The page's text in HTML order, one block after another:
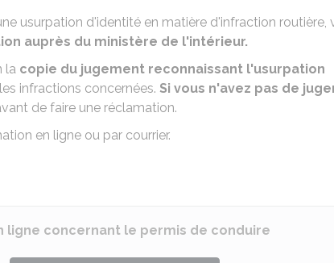
usurpation d'identité en matière d'infraction routière,
auprès du ministère de l'intérieur.
la copie du jugement reconnaissant l'usurpation
infractions concernées. Si vous n'avez pas de
de faire une réclamation.
en ligne ou par courrier.
ligne concernant le permis de conduire